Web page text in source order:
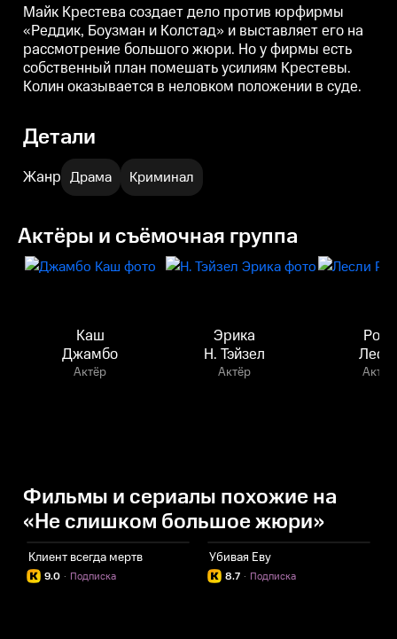
дело.
Майк Крестева создает дело против юрфирмы
«Реддик, Боузман и Колстад» и выставляет его на
рассмотрение большого жюри. Но у фирмы есть
собственный план помешать усилиям Крестевы.
Колин оказывается в неловком положении в суде.
Детали
Жанр Драма Криминал
Актёры и съёмочная группа
Каш
Джамбо
Актёр
Эрика
Н. Тэйзел
Актёр
Роуз
Актёр
Фильмы и сериалы похожие на
«Не слишком большое жюри»
Клиент всегда мертв
9.0 Подписка
·
Убивая Еву
8.7 Подписка
·